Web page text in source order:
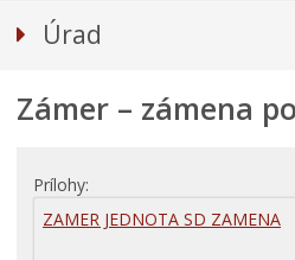
Úrad
Odbory úradu
Projekty
Zmluvy, faktúry a objednávky
Zámer – zámena
Prílohy
ZAMER JEDNOTA SD ZAMENA